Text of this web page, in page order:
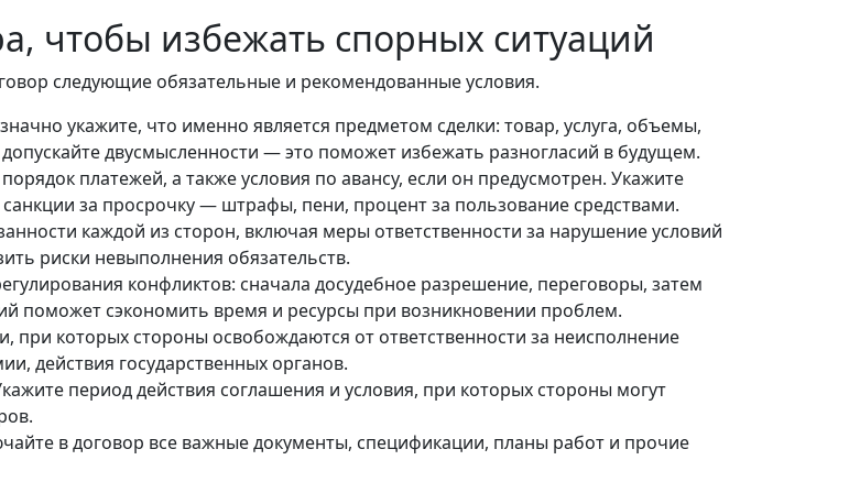
чтобы избежать спорных ситуаций
следующие обязательные и рекомендованные условия.
укажите, что именно является предметом сделки: товар, услуга, объемы,
двусмысленности — это поможет избежать разногласий в будущем.
платежей, а также условия по авансу, если он предусмотрен. Укажите
за просрочку — штрафы, пени, процент за пользование средствами.
каждой из сторон, включая меры ответственности за нарушение условий
риски невыполнения обязательств.
конфликтов: сначала досудебное разрешение, переговоры, затем
поможет сэкономить время и ресурсы при возникновении проблем.
при которых стороны освобождаются от ответственности за неисполнение
действия государственных органов.
период действия соглашения и условия, при которых стороны могут
в договор все важные документы, спецификации, планы работ и прочие